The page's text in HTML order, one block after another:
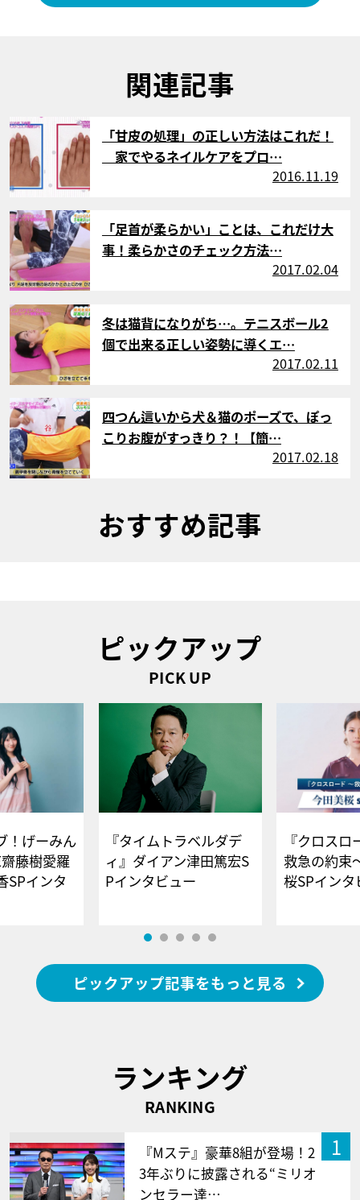
関連記事
サムネイル
「甘皮の処理」の正しい方法はこれだ！
家でやるネイルケアをプロ…
2016.11.19
サムネイル
「足首が柔らかい」ことは、これだけ大
事！柔らかさのチェック方法…
2017.02.04
サムネイル
冬は猫背になりがち…。テニスボール2
個で出来る正しい姿勢に導くエ…
2017.02.11
サムネイル
四つん這いから犬＆猫のポーズで、ぽっ
こりお腹がすっきり？！【簡…
2017.02.18
おすすめ記事
ピックアップ
PICK UP
！げーみん
藤樹愛羅
SPインタ
『タイムトラベルダデ
ィ』ダイアン津田篤宏S
Pインタビュー
『クロス
救急の約束
桜SPイ
ピックアップ記事をもっと見る
ランキング
RANKING
1
『Mステ』豪華8組が登場！2
3年ぶりに披露される“ミリオ
ンセラー達…